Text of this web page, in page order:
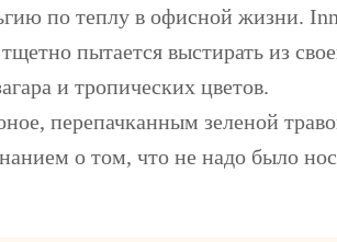
по теплу в офисной жизни.
пытается выстирать из
и тропических цветов.
перепачканным зеленой
о том, что не надо было